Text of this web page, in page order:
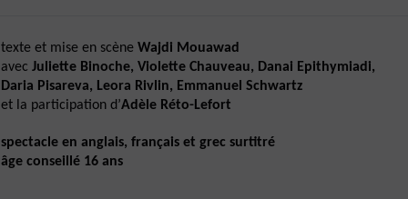
texte et mise en scène Wajdi Mouawad
avec Juliette Binoche, Violette Chauveau, Danai Epithymiadi,
Daria Pisareva, Leora Rivlin, Emmanuel Schwartz
et la participation d’Adèle Réto-Lefort
spectacle en anglais, français et grec surtitré
âge conseillé 16 ans